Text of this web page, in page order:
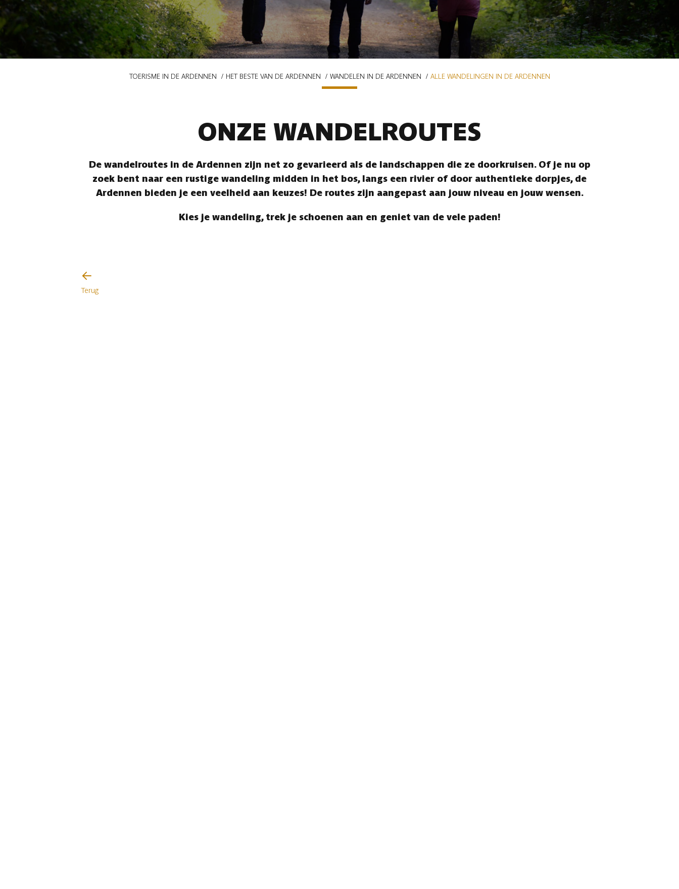
TOERISME IN DE ARDENNEN HET BESTE VAN DE ARDENNEN WANDELEN IN DE ARDENNEN ALLE WANDELINGEN IN DE ARDENNEN
ONZE WANDELROUTES
De wandelroutes in de Ardennen zijn net zo gevarieerd als de landschappen die ze doorkruisen. Of je nu op
zoek bent naar een rustige wandeling midden in het bos, langs een rivier of door authentieke dorpjes, de
Ardennen bieden je een veelheid aan keuzes! De routes zijn aangepast aan jouw niveau en jouw wensen.
Kies je wandeling, trek je schoenen aan en geniet van de vele paden!
Terug